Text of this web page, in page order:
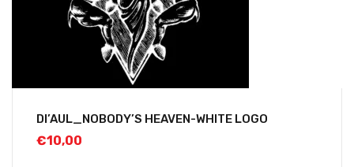
DI’AUL_NOBODY’S HEAVEN-WHITE LOGO
€10,00